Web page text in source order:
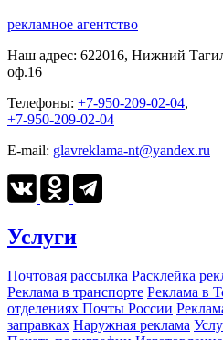
рекламное агентство
Наш адрес: 622016, Нижний
оф.16
Телефоны: +7-950-209-02-04,
+7-950-209-02-04
E-mail: glavreklama-nt@yandex.ru
Услуги
Почтовая рассылка Расклейка
Реклама в транспорте Реклама в
отделениях Почты России
заправках Наружная реклама